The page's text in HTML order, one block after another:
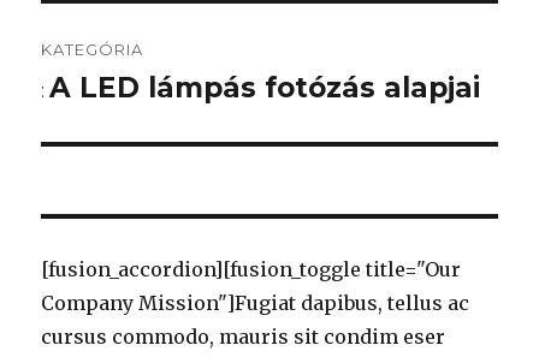
navigáció
KATEGÓRIA
:A LED lámpás fotózás alapjai
[fusion_accordion][fusion_toggle title="Our
Company Mission"]Fugiat dapibus, tellus ac
cursus commodo, mauris sit condim eser